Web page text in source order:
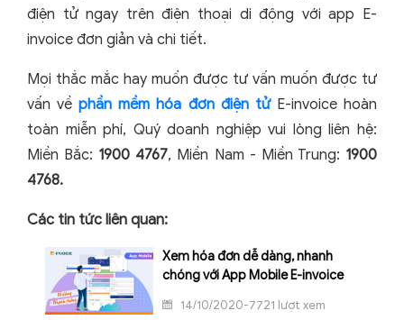
điện tử ngay trên điện thoại di động với app E-
invoice đơn giản và chi tiết.
Mọi thắc mắc hay muốn được tư vấn muốn được tư
vấn vềphần mềm hóa đơn điện tửE-invoice hoàn
toàn miễn phí, Quý doanh nghiệp vui lòng liên hệ:
Miền Bắc: 1900 4767, Miền Nam - Miền Trung: 1900
4768.
Các tin tức liên quan:
Xem hóa đơn dễ dàng, nhanh
chóng với App Mobile E-invoice
14/10/2020-7721 lượt xem